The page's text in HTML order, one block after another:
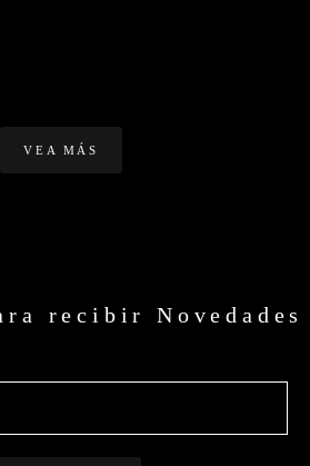
VEA MÁS
recibir Novedades